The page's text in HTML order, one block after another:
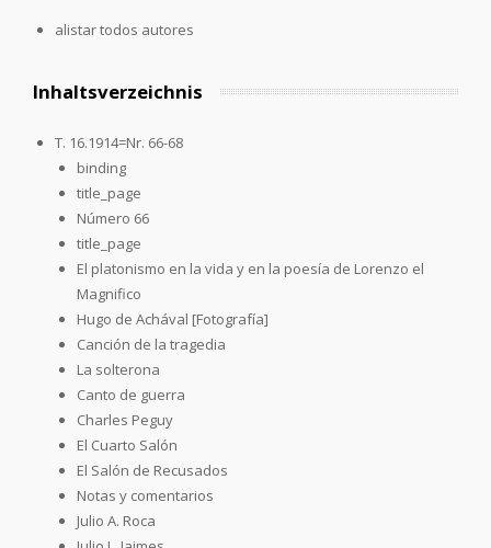
alistar todos autores
Inhaltsverzeichnis
T. 16.1914=Nr. 66-68
binding
title_page
Número 66
title_page
El platonismo en la vida y en la poesía de Lorenzo el
Magnifico
Hugo de Achával [Fotografía]
Canción de la tragedia
La solterona
Canto de guerra
Charles Peguy
El Cuarto Salón
El Salón de Recusados
Notas y comentarios
Julio A. Roca